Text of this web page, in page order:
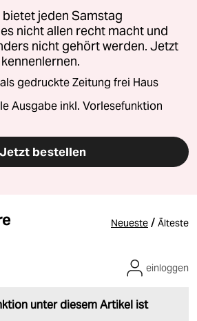
jeden Samstag
nicht allen recht macht und
nicht gehört werden. Jetzt
gedruckte Zeitung frei Haus
Ausgabe inkl. Vorlesefunktion
Jetzt bestellen
Neueste / Älteste
unter diesem Artikel ist
einloggen